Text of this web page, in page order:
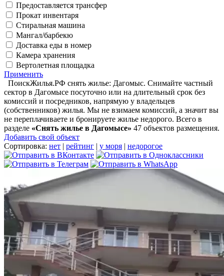
Предоставляется трансфер
Прокат инвентаря
Стиральная машина
Мангал/барбекю
Доставка еды в номер
Камера хранения
Вертолетная площадка
Применить
ПоискЖилья.РФ снять жилье: Дагомыс. Снимайте частный
сектор в Дагомысе посуточно или на длительный срок без
комиссий и посредников, напрямую у владельцев
(собственников) жилья. Мы не взимаем комиссий, а значит вы
не переплачиваете и бронируете жилье недорого. Всего в
разделе «Снять жилье в Дагомысе» 47 объектов размещения.
Добавить свой объект
Сортировка: нет | рейтинг | у моря | недорогое